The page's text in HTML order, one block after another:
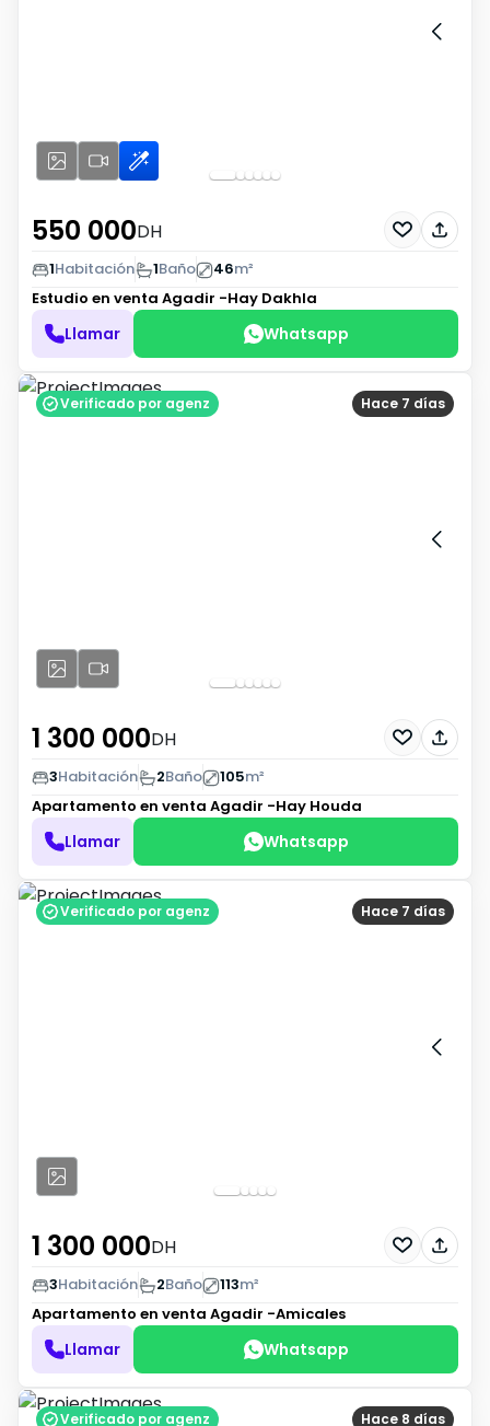
550 000DH
1Habitación 1Baño 46m²
Estudio en venta Agadir -Hay Dakhla
Llamar Whatsapp
Hace 7 días
Verificado por agenz
1 300 000DH
3Habitación 2Baño 105m²
Apartamento en venta Agadir -Hay Houda
Llamar Whatsapp
Hace 7 días
Verificado por agenz
1 300 000DH
3Habitación 2Baño 113m²
Apartamento en venta Agadir -Amicales
Llamar Whatsapp
Hace 8 días
Verificado por agenz